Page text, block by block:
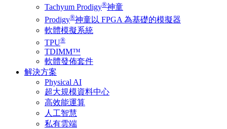
Tachyum Prodigy®神童
Prodigy®神童以 FPGA 為基礎的模擬器
軟體模擬系統
TPU®
TDIMM™
軟體發佈套件
解決方案
Physical AI
超大規模資料中心
高效能運算
人工智慧
私有雲端